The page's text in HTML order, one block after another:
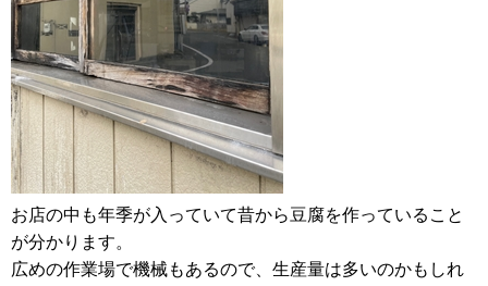
お店の中も年季が入っていて昔から豆腐を作っていること
が分かります。
広めの作業場で機械もあるので、生産量は多いのかもしれ